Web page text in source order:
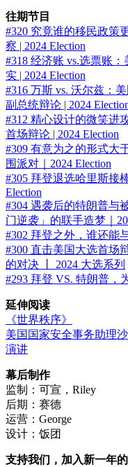
往期节目
#320 究竟谁的移民政策
察 | 2024 Election
#318 经济账 vs.选票账
实 | 2024 Election
#316 万斯 vs. 沃尔兹：
副总统辩论 | 2024
#312 精心设计的微笑进
首场辩论 | 2024 Election
#309 有意为之的形式大
围派对｜2024 Election
#305 拜登退选哈里斯接
Election
#304 遇袭后的特朗普与
门逆袭」的联手造梦｜
#302 拜登之外，谁还能
#300 直击美国大选首场
的对决 丨 2024 大选系列
#293 拜登 VS. 特朗普，
延伸阅读
《世界秩序》
美国国家安全事务助理
演讲
幕后制作
监制：可宣，Riley
后期：赛德
运营：George
设计：饭团
支持我们，加入新一年